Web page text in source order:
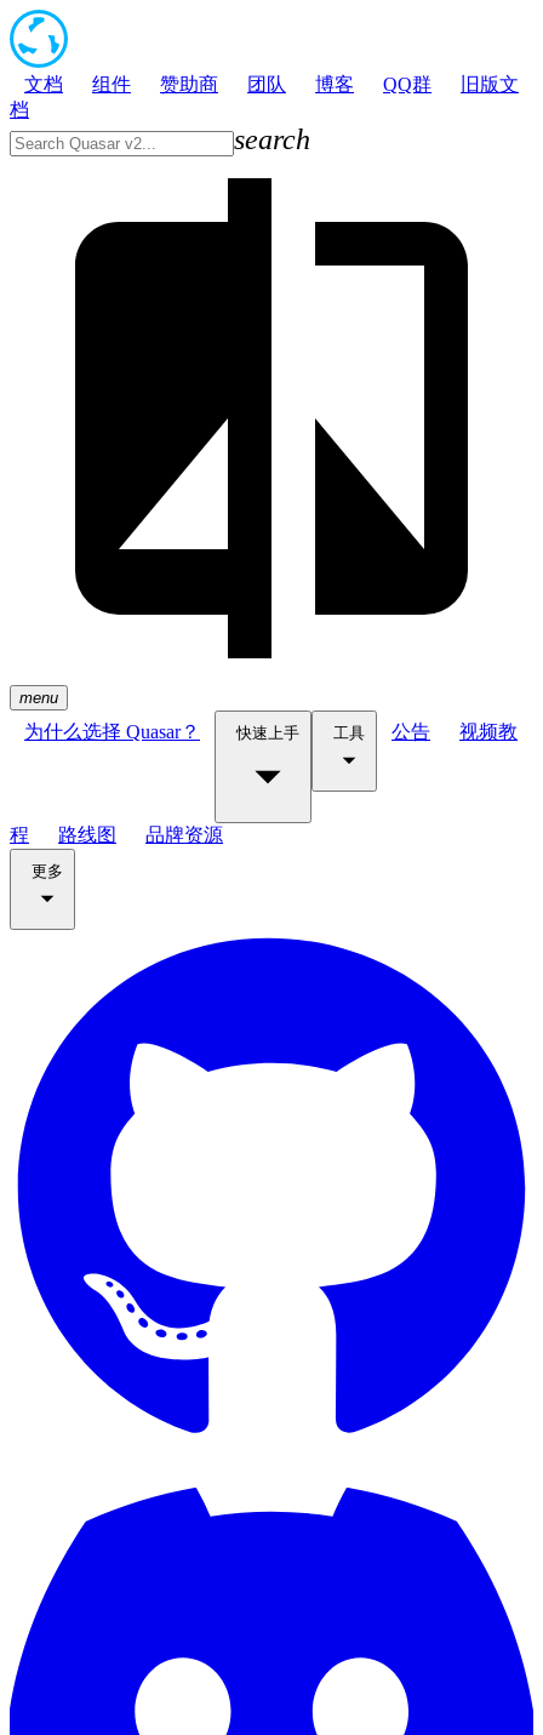
文档 组件 赞助商 团队 博客 QQ群
旧版文
档
search
menu
为什么选择 Quasar？ 快速上手 工具 公告 视频教
程 路线图 品牌资源
更多